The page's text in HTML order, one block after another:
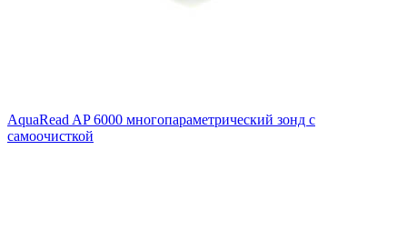
AquaRead AP 6000 многопараметрический зонд с
самоочисткой